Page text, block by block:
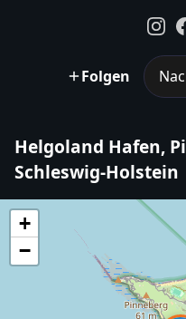
Folgen
Helgoland Hafen,
Schleswig-Holstein
+
−